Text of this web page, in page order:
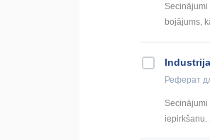
Secinājumi
bojājums,
Реферат
Secinājumi
iepirkšanu.